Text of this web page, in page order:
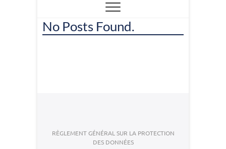
No Posts Found.
RÈGLEMENT GÉNÉRAL SUR LA PROTECTION
DES DONNÉES